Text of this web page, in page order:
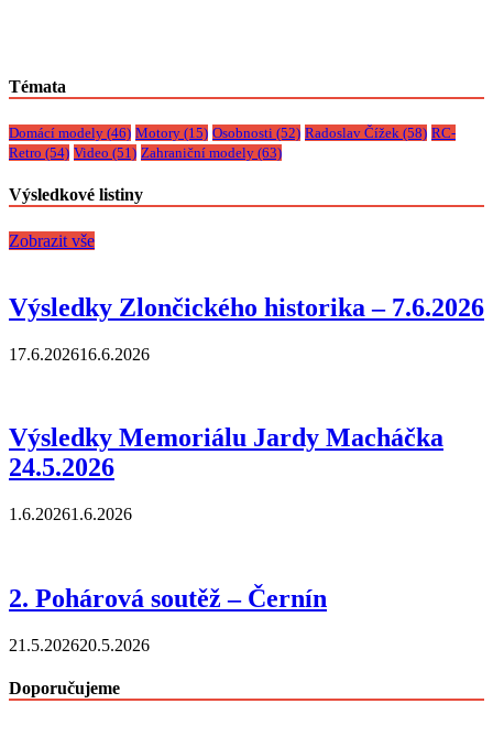
Témata
Domácí modely (46) Motory (15) Osobnosti (52) Radoslav Čížek (58) RC-
Retro (54) Video (51) Zahraniční modely (63)
Výsledkové listiny
Zobrazit vše
Výsledky Zlončického historika – 7.6.2026
17.6.202616.6.2026
Výsledky Memoriálu Jardy Macháčka
24.5.2026
1.6.20261.6.2026
2. Pohárová soutěž – Černín
21.5.202620.5.2026
Doporučujeme